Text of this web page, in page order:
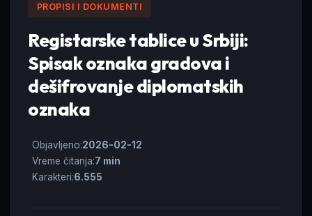
PROPISI I DOKUMENTI
Registarske tablice u Srbiji:
Spisak oznaka gradova i
dešifrovanje diplomatskih
oznaka
Objavljeno:2026-02-12
Vreme čitanja:7 min
Karakteri:6.555